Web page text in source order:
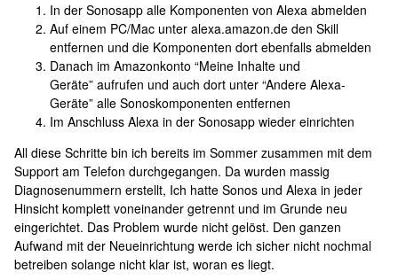
In der Sonosapp alle Komponenten von Alexa abmelden
Auf einem PC/Mac unter alexa.amazon.de den Skill
entfernen und die Komponenten dort ebenfalls abmelden
Danach im Amazonkonto “Meine Inhalte und
Geräte” aufrufen und auch dort unter “Andere Alexa-
Geräte” alle Sonoskomponenten entfernen
Im Anschluss Alexa in der Sonosapp wieder einrichten
All diese Schritte bin ich bereits im Sommer zusammen mit dem
Support am Telefon durchgegangen. Da wurden massig
Diagnosenummern erstellt, Ich hatte Sonos und Alexa in jeder
Hinsicht komplett voneinander getrennt und im Grunde neu
eingerichtet. Das Problem wurde nicht gelöst. Den ganzen
Aufwand mit der Neueinrichtung werde ich sicher nicht nochmal
betreiben solange nicht klar ist, woran es liegt.